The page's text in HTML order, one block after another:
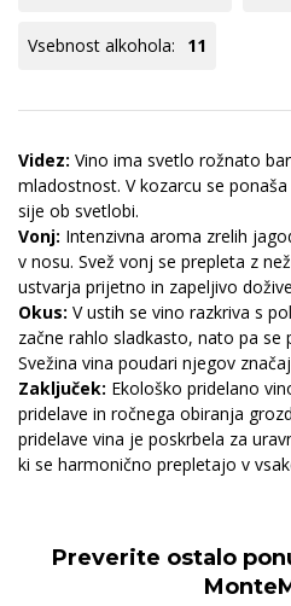
Vsebnost alkohola: 11
Videz: Vino ima svetlo rožnato
mladostnost. V kozarcu se
sije ob svetlobi.
Vonj: Intenzivna aroma zrelih
v nosu. Svež vonj se prepleta z
ustvarja prijetno in zapeljivo
Okus: V ustih se vino razkriva s
začne rahlo sladkasto, nato pa se
Svežina vina poudari njegov
Zaključek: Ekološko pridelano
pridelave in ročnega obiranja
pridelave vina je poskrbela za
ki se harmonično prepletajo v
Preverite ostalo